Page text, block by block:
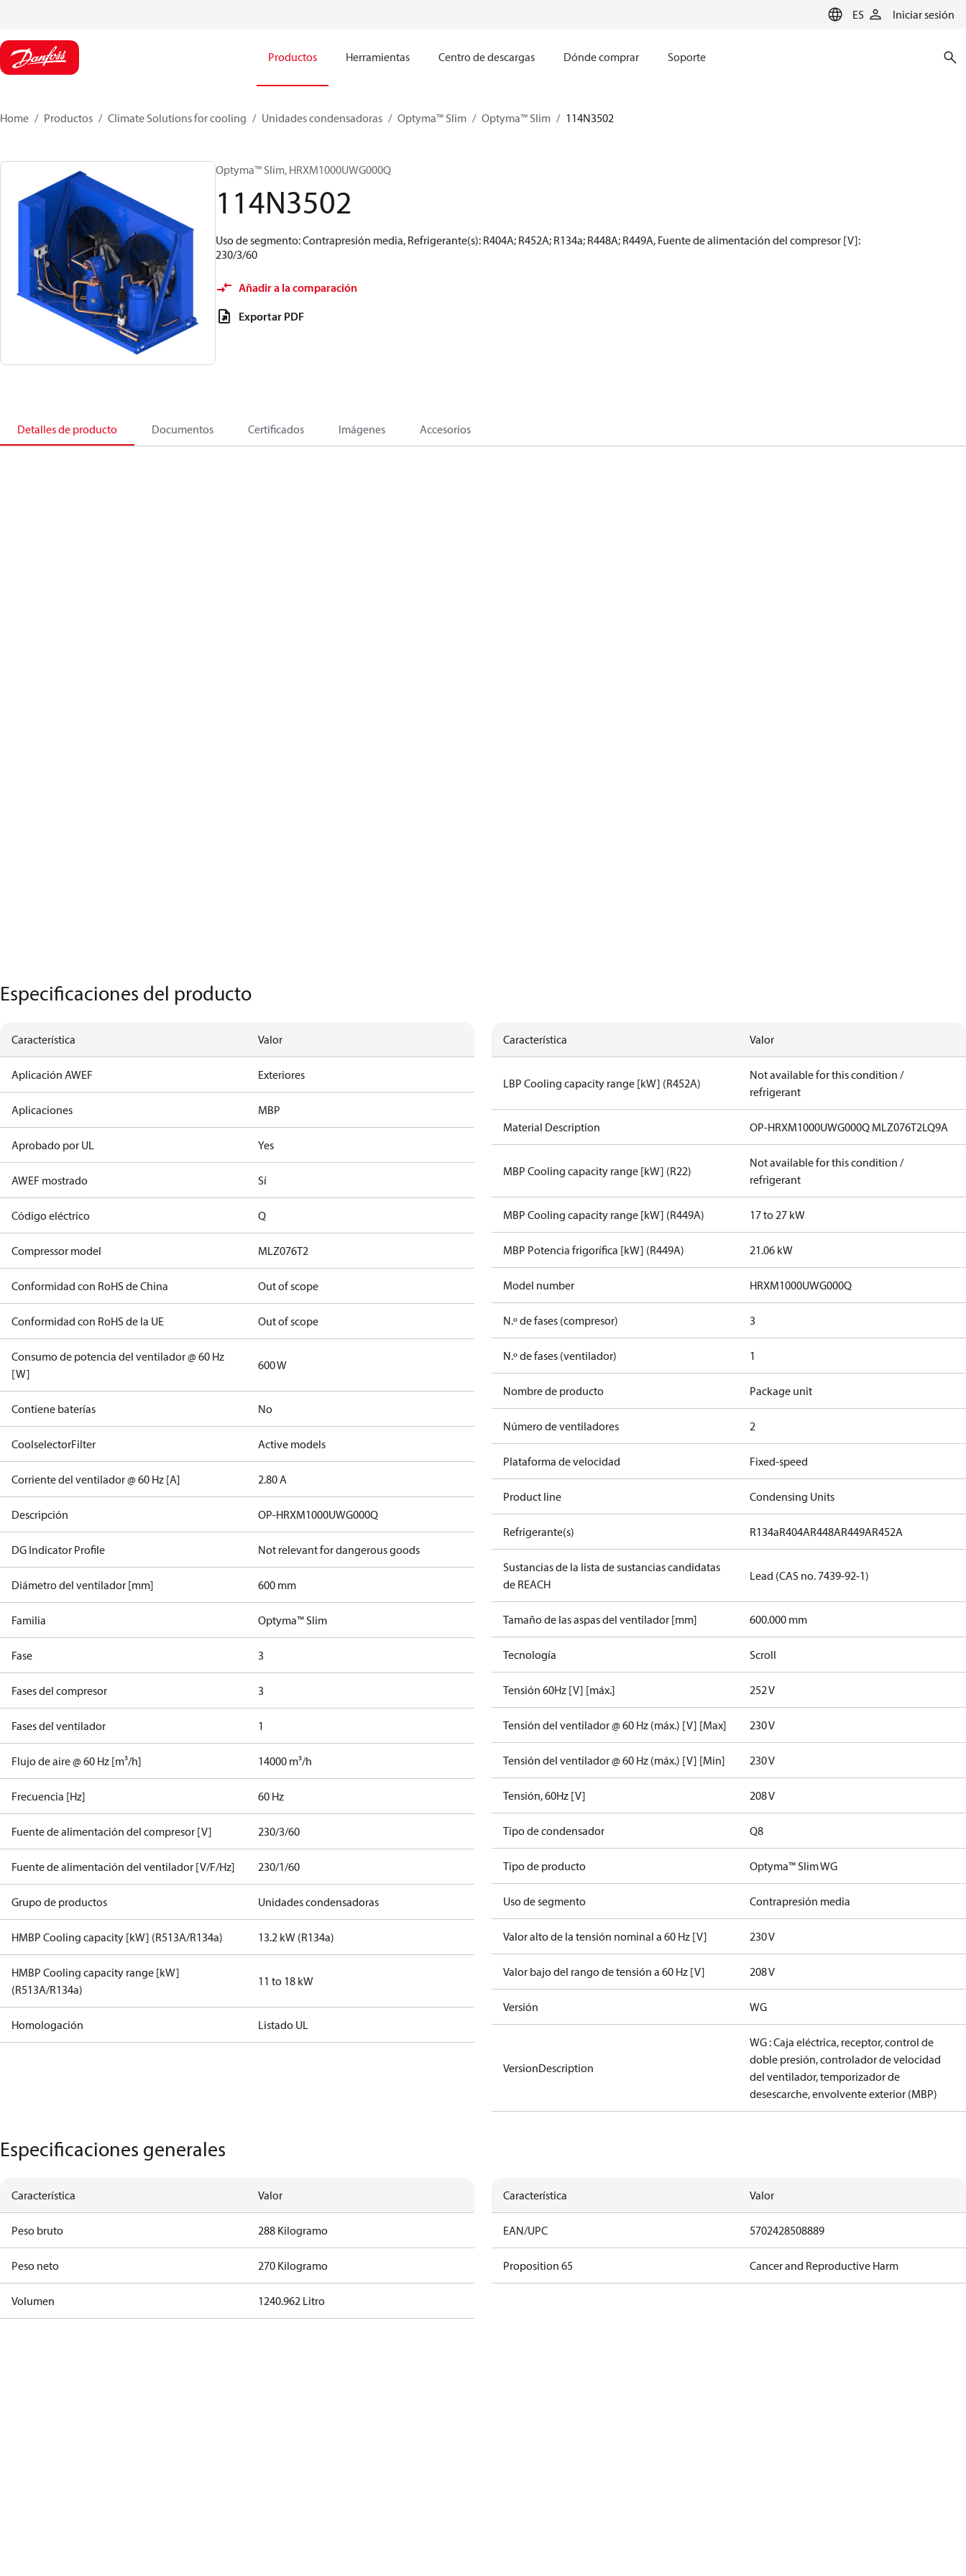
ES Iniciar sesión
Productos Herramientas Centro de descargas Dónde comprar Soporte
Home Productos Climate Solutions for cooling Unidades condensadoras Optyma™ Slim Optyma™ Slim 114N3502
Optyma™ Slim, HRXM1000UWG000Q
114N3502
Uso de segmento: Contrapresión media, Refrigerante(s): R404A; R452A; R134a; R448A; R449A, Fuente de alimentación del compresor [V]:
230/3/60
Añadir a la comparación
Exportar PDF
Detalles de producto Documentos Certificados Imágenes Accesorios
Especificaciones del producto
Característica Valor
Aplicación AWEF Exteriores
Aplicaciones MBP
Aprobado por UL Yes
AWEF mostrado Sí
Código eléctrico Q
Compressor model MLZ076T2
Conformidad con RoHS de China Out of scope
Conformidad con RoHS de la UE Out of scope
Consumo de potencia del ventilador @ 60 Hz
[W]
600 W
Contiene baterías No
CoolselectorFilter Active models
Corriente del ventilador @ 60 Hz [A] 2.80 A
Descripción OP-HRXM1000UWG000Q
DG Indicator Profile Not relevant for dangerous goods
Diámetro del ventilador [mm] 600 mm
Familia Optyma™ Slim
Fase 3
Fases del compresor 3
Fases del ventilador 1
Flujo de aire @ 60 Hz [m³/h] 14000 m³/h
Frecuencia [Hz] 60 Hz
Fuente de alimentación del compresor [V] 230/3/60
Fuente de alimentación del ventilador [V/F/Hz] 230/1/60
Grupo de productos Unidades condensadoras
HMBP Cooling capacity [kW] (R513A/R134a) 13.2 kW (R134a)
HMBP Cooling capacity range [kW]
(R513A/R134a)
11 to 18 kW
Homologación Listado UL
Característica Valor
LBP Cooling capacity range [kW] (R452A)
Not available for this condition /
refrigerant
Material Description OP-HRXM1000UWG000Q MLZ076T2LQ9A
MBP Cooling capacity range [kW] (R22)
Not available for this condition /
refrigerant
MBP Cooling capacity range [kW] (R449A) 17 to 27 kW
MBP Potencia frigorífica [kW] (R449A) 21.06 kW
Model number HRXM1000UWG000Q
N.º de fases (compresor) 3
N.º de fases (ventilador) 1
Nombre de producto Package unit
Número de ventiladores 2
Plataforma de velocidad Fixed-speed
Product line Condensing Units
Refrigerante(s) R134aR404AR448AR449AR452A
Sustancias de la lista de sustancias candidatas
de REACH
Lead (CAS no. 7439-92-1)
Tamaño de las aspas del ventilador [mm] 600.000 mm
Tecnología Scroll
Tensión 60Hz [V] [máx.] 252 V
Tensión del ventilador @ 60 Hz (máx.) [V] [Max] 230 V
Tensión del ventilador @ 60 Hz (máx.) [V] [Min] 230 V
Tensión, 60Hz [V] 208 V
Tipo de condensador Q8
Tipo de producto Optyma™ Slim WG
Uso de segmento Contrapresión media
Valor alto de la tensión nominal a 60 Hz [V] 230 V
Valor bajo del rango de tensión a 60 Hz [V] 208 V
Versión WG
VersionDescription
WG : Caja eléctrica, receptor, control de
doble presión, controlador de velocidad
del ventilador, temporizador de
desescarche, envolvente exterior (MBP)
Especificaciones generales
Característica Valor
Peso bruto 288 Kilogramo
Peso neto 270 Kilogramo
Volumen 1240.962 Litro
Característica Valor
EAN/UPC 5702428508889
Proposition 65 Cancer and Reproductive Harm